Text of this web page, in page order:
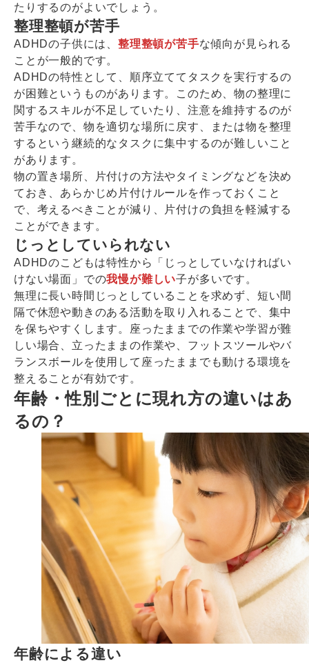
たりするのがよいでしょう。
整理整頓が苦手
ADHDの子供には、 整理整頓が苦手な傾向が見られる
ことが一般的です。
ADHDの特性として、順序立ててタスクを実行するの
が困難というものがあります。このため、物の整理に
関するスキルが不足していたり、注意を維持するのが
苦手なので、物を適切な場所に戻す、または物を整理
するという継続的なタスクに集中するのが難しいこと
があります。
物の置き場所、片付けの方法やタイミングなどを決め
ておき、あらかじめ片付けルールを作っておくこと
で、考えるべきことが減り、片付けの負担を軽減する
ことができます。
じっとしていられない
ADHDのこどもは特性から「じっとしていなければい
けない場面」での我慢が難しい子が多いです。
無理に長い時間じっとしていることを求めず、短い間
隔で休憩や動きのある活動を取り入れることで、集中
を保ちやすくします。座ったままでの作業や学習が難
しい場合、立ったままの作業や、フットスツールやバ
ランスボールを使用して座ったままでも動ける環境を
整えることが有効です。
年齢・性別ごとに現れ方の違いはあ
るの？
年齢による違い